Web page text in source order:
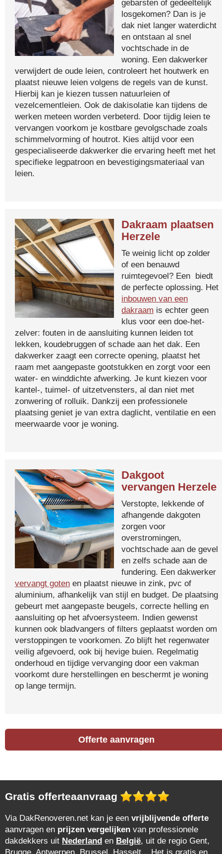
gebarsten of gedeeltelijk
losgekomen? Dan is je
dak niet langer waterdicht
en ontstaan al snel
vochtschade in de
woning. Een dakwerker
verwijdert de oude leien, controleert het houtwerk en
plaatst nieuwe leien volgens de regels van de kunst.
Hierbij kan je kiezen tussen natuurleien of
vezelcementleien. Ook de dakisolatie kan tijdens de
werken meteen worden verbeterd. Door tijdig leien te
vervangen voorkom je kostbare gevolgschade zoals
schimmelvorming of houtrot. Kies altijd voor een
gespecialiseerde dakwerker die ervaring heeft met het
specifieke legpatroon en bevestigingsmateriaal van
leien.
Dakraam plaatsen
Herzele
Te weinig licht op zolder
of een benauwd
ruimtegevoel? Een biedt
de perfecte oplossing. Het
inbouwen van een
dakraam is echter geen
klus voor een doe-het-
zelver: fouten in de aansluiting kunnen leiden tot
lekken, koudebruggen of schade aan het dak. Een
dakwerker zaagt een correcte opening, plaatst het
raam met aangepaste gootstukken en zorgt voor een
water- en winddichte afwerking. Je kunt kiezen voor
kantel-, tuimel- of uitzetvensters, al dan niet met
zonwering of rolluik. Dankzij een professionele
plaatsing geniet je van extra daglicht, ventilatie en een
meerwaarde voor je woning.
Dakgoot
vervangen Herzele
Verstopte, lekkende of
afhangende dakgoten
zorgen voor
overstromingen,
vochtschade aan de gevel
en zelfs schade aan de
fundering. Een dakwerker
vervangt goten en plaatst nieuwe in zink, pvc of
aluminium, afhankelijk van stijl en budget. De plaatsing
gebeurt met aangepaste beugels, correcte helling en
aansluiting op het afvoersysteem. Indien gewenst
kunnen ook bladvangers of filters geplaatst worden om
verstoppingen te voorkomen. Zo blijft het regenwater
veilig afgevoerd, ook bij hevige buien. Regelmatig
onderhoud en tijdige vervanging door een vakman
voorkomt dure herstellingen en beschermt je woning
op lange termijn.
Offerte aanvragen
Gratis offerteaanvraag
Via DakRenoveren.net kan je een vrijblijvende offerte
aanvragen en prijzen vergelijken van professionele
dakdekkers uit Nederland en België, uit de regio Gent,